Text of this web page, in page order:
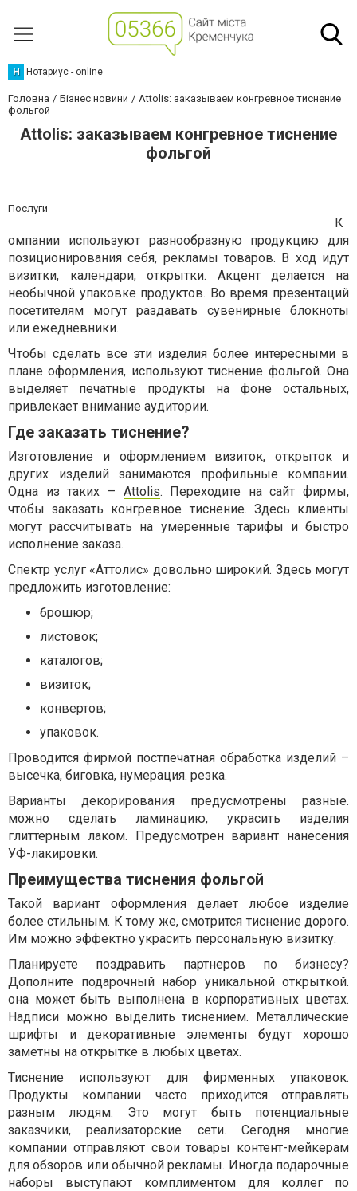
Н Нотариус - online
Головна Бізнес новини
Attolis: заказываем конгревное тиснение
фольгой
Attolis: заказываем конгревное тиснение
фольгой
Послуги
К
омпании используют разнообразную продукцию для
позиционирования себя, рекламы товаров. В ход идут
визитки, календари, открытки. Акцент делается на
необычной упаковке продуктов. Во время презентаций
посетителям могут раздавать сувенирные блокноты
или ежедневники.
Чтобы сделать все эти изделия более интересными в
плане оформления, используют тиснение фольгой. Она
выделяет печатные продукты на фоне остальных,
привлекает внимание аудитории.
Где заказать тиснение?
Изготовление и оформлением визиток, открыток и
других изделий занимаются профильные компании.
Одна из таких – Attolis. Переходите на сайт фирмы,
чтобы заказать конгревное тиснение. Здесь клиенты
могут рассчитывать на умеренные тарифы и быстро
исполнение заказа.
Спектр услуг «Аттолис» довольно широкий. Здесь могут
предложить изготовление:
брошюр;
листовок;
каталогов;
визиток;
конвертов;
упаковок.
Проводится фирмой постпечатная обработка изделий –
высечка, биговка, нумерация. резка.
Варианты декорирования предусмотрены разные.
можно сделать ламинацию, украсить изделия
глиттерным лаком. Предусмотрен вариант нанесения
УФ-лакировки.
Преимущества тиснения фольгой
Такой вариант оформления делает любое изделие
более стильным. К тому же, смотрится тиснение дорого.
Им можно эффектно украсить персональную визитку.
Планируете поздравить партнеров по бизнесу?
Дополните подарочный набор уникальной открыткой.
она может быть выполнена в корпоративных цветах.
Надписи можно выделить тиснением. Металлические
шрифты и декоративные элементы будут хорошо
заметны на открытке в любых цветах.
Тиснение используют для фирменных упаковок.
Продукты компании часто приходится отправлять
разным людям. Это могут быть потенциальные
заказчики, реализаторские сети. Сегодня многие
компании отправляют свои товары контент-мейкерам
для обзоров или обычной рекламы. Иногда подарочные
наборы выступают комплиментом для коллег по